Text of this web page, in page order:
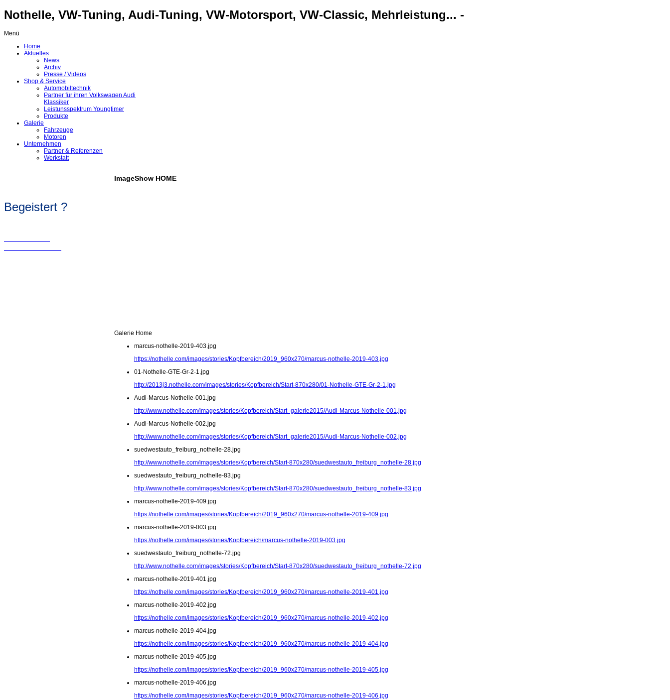
Nothelle, VW-Tuning, Audi-Tuning, VW-Motorsport, VW-Classic, Mehrleistung... -
Menü
Home
Aktuelles
News
Archiv
Presse / Videos
Shop & Service
Automobiltechnik
Partner für ihren Volkswagen Audi
Klassiker
Leistunsspektrum Youngtimer
Produkte
Galerie
Fahrzeuge
Motoren
Unternehmen
Partner & Referenzen
Werkstatt
ImageShow HOME
Galerie Home
marcus-nothelle-2019-403.jpg
https://nothelle.com/images/stories/Kopfbereich/2019_960x270/marcus-nothelle-2019-403.jpg
01-Nothelle-GTE-Gr-2-1.jpg
http://2013j3.nothelle.com/images/stories/Kopfbereich/Start-870x280/01-Nothelle-GTE-Gr-2-1.jpg
Audi-Marcus-Nothelle-001.jpg
http://www.nothelle.com/images/stories/Kopfbereich/Start_galerie2015/Audi-Marcus-Nothelle-001.jpg
Audi-Marcus-Nothelle-002.jpg
http://www.nothelle.com/images/stories/Kopfbereich/Start_galerie2015/Audi-Marcus-Nothelle-002.jpg
suedwestauto_freiburg_nothelle-28.jpg
http://www.nothelle.com/images/stories/Kopfbereich/Start-870x280/suedwestauto_freiburg_nothelle-28.jpg
suedwestauto_freiburg_nothelle-83.jpg
http://www.nothelle.com/images/stories/Kopfbereich/Start-870x280/suedwestauto_freiburg_nothelle-83.jpg
marcus-nothelle-2019-409.jpg
https://nothelle.com/images/stories/Kopfbereich/2019_960x270/marcus-nothelle-2019-409.jpg
marcus-nothelle-2019-003.jpg
https://nothelle.com/images/stories/Kopfbereich/marcus-nothelle-2019-003.jpg
suedwestauto_freiburg_nothelle-72.jpg
http://www.nothelle.com/images/stories/Kopfbereich/Start-870x280/suedwestauto_freiburg_nothelle-72.jpg
marcus-nothelle-2019-401.jpg
https://nothelle.com/images/stories/Kopfbereich/2019_960x270/marcus-nothelle-2019-401.jpg
marcus-nothelle-2019-402.jpg
https://nothelle.com/images/stories/Kopfbereich/2019_960x270/marcus-nothelle-2019-402.jpg
marcus-nothelle-2019-404.jpg
https://nothelle.com/images/stories/Kopfbereich/2019_960x270/marcus-nothelle-2019-404.jpg
marcus-nothelle-2019-405.jpg
https://nothelle.com/images/stories/Kopfbereich/2019_960x270/marcus-nothelle-2019-405.jpg
marcus-nothelle-2019-406.jpg
https://nothelle.com/images/stories/Kopfbereich/2019_960x270/marcus-nothelle-2019-406.jpg
Begeistert ?